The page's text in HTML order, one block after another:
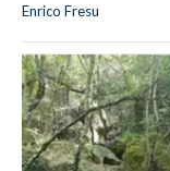
Enrico Fresu